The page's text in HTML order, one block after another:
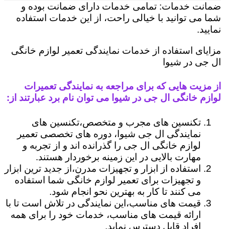
ضمانت خدمات: تمامی خدمات دارای ضمانت بوده و
شما می توانید با خیالی راحت، از این خدمات استفاده
نمایید.
مزایای استفاده از خدمات نمایندگی تعمیر لوازم خانگی
ال جی در شیوا
از مزیت هایی که برای مراجعه به نمایندگی تعمیرات
لوازم خانگی ال جی در شیوا می توان نام برد عبارتند از:
تکنسین های مجرب و متخصص،تکنسین های
نمایندگی ال جی شیوا، دوره های تخصصی تعمیر
لوازم خانگی ال جی را گذرانده اند و از تجربه و
مهارت بالایی در این زمینه برخوردار هستند.
استفاده از ابزار و تجهیزات مدرن،از جدید ترین ابزار
و تجهیزات برای تعمیر لوازم خانگی شما استفاده
می کنند تا کار به بهترین نحو انجام شود.
قیمت های مناسب،این نمایندگی در تلاش است تا با
ارائه قیمت های مناسب، خدمات خود را برای همه
افراد قابل دسترس نماید.